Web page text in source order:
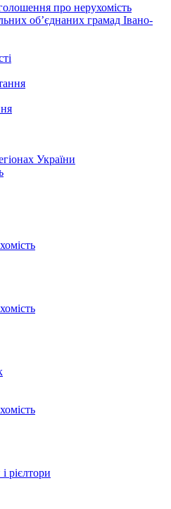
про нерухомість
об’єднаних грамад Івано-
України
рієлтори